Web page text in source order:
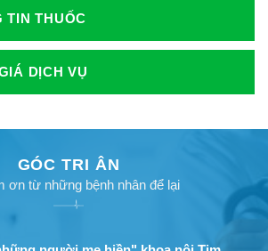
TIN THUỐC
DỊCH VỤ
GÓC TRI ÂN
ơn từ những bệnh nhân để lại